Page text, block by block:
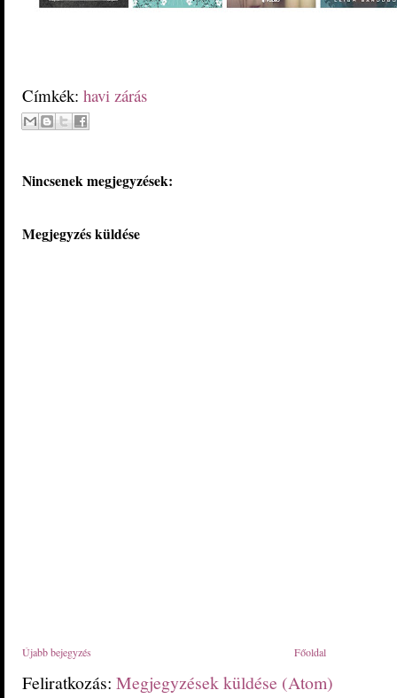
Címkék: havi zárás
Nincsenek megjegyzések:
Megjegyzés küldése
Újabb bejegyzés Főoldal
Feliratkozás: Megjegyzések küldése (Atom)